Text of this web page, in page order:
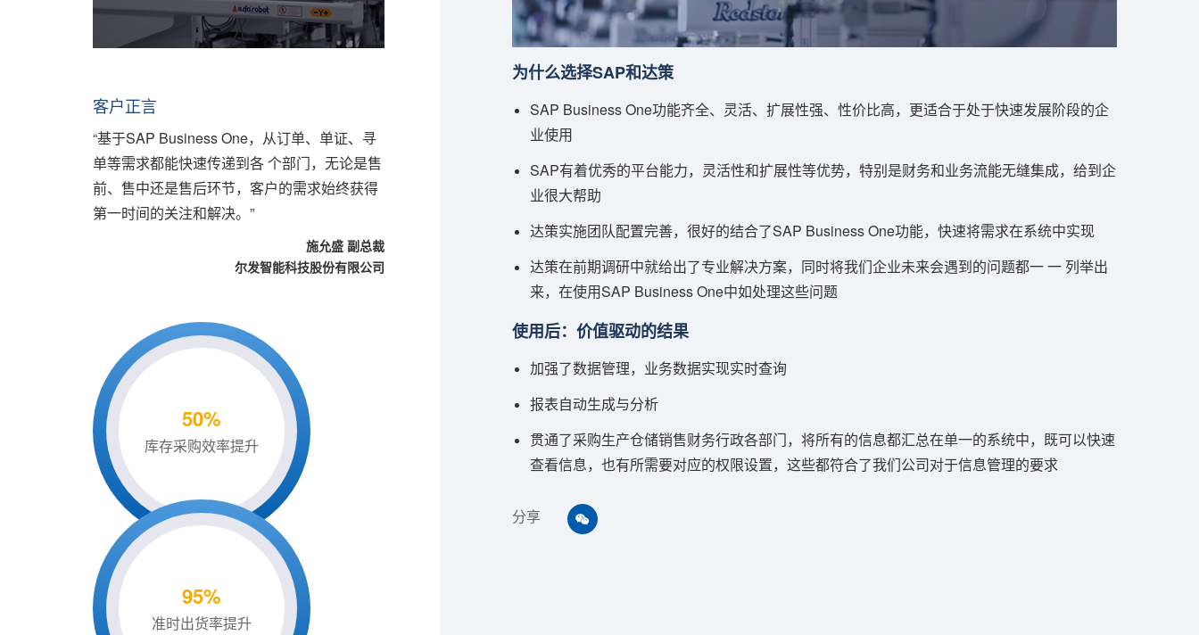
客户正言
“基于SAP Business One，从订单、单证、寻
单等需求都能快速传递到各 个部门，无论是售
前、售中还是售后环节，客户的需求始终获得
第一时间的关注和解决。”
施允盛 副总裁
尔发智能科技股份有限公司
50%
库存采购效率提升
95%
准时出货率提升
为什么选择SAP和达策
SAP Business One功能齐全、灵活、扩展性强、性价比高，更适合于处于快速发展阶段的企
业使用
SAP有着优秀的平台能力，灵活性和扩展性等优势，特别是财务和业务流能无缝集成，给到企
业很大帮助
达策实施团队配置完善，很好的结合了SAP Business One功能，快速将需求在系统中实现
达策在前期调研中就给出了专业解决方案，同时将我们企业未来会遇到的问题都一 一 列举出
来，在使用SAP Business One中如处理这些问题
使用后：价值驱动的结果
加强了数据管理，业务数据实现实时查询
报表自动生成与分析
贯通了采购生产仓储销售财务行政各部门，将所有的信息都汇总在单一的系统中，既可以快速
查看信息，也有所需要对应的权限设置，这些都符合了我们公司对于信息管理的要求
分享